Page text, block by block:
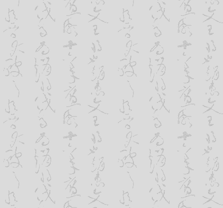
7、可以降低通信费用
对于不少企业来说，每年的通信费用
用，是一笔庞大的费用。利用公司网站所
降低通信费用，这是企业网站的一个很实
为市话费用）。
8、可以利用网站及时得到客户的反
客户一般是不会积极主动地向公司反
加入专门用于客户与公司联系的电子邮件
司极其方便，相对来说，一般客户还是比
系。因此，公司可以得到大量的客户意见
无疑，科学技术的发展，改变着人们
前进，更推动着企业运营方式的转型。企
技术的革新，时代步伐的加快前进。那
的心里都已有了一个明确的方向。
好，要符合企业和行业的特点。比如一个
牌设计公司的网站，如果一味模仿海尔联
了。在一些特殊的行业，企业的网站就要
和构图以及色彩来表达自己的特殊的文化